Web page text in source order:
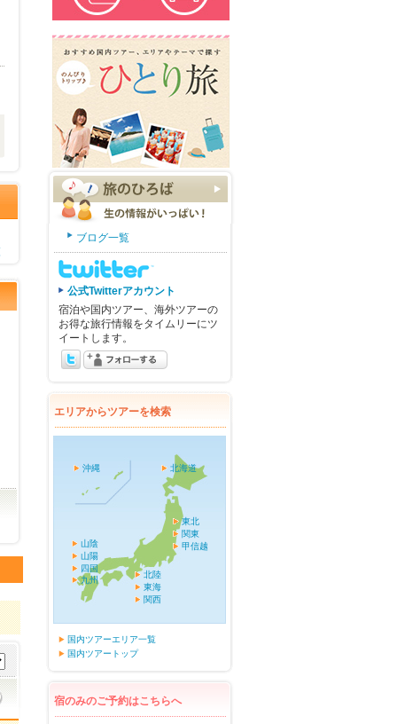
ブログ一覧
公式Twitterアカウント
宿泊や国内ツアー、海外ツアーの
お得な旅行情報をタイムリーにツ
イートします。
エリアからツアーを検索
北海道
東北
関東
甲信越
北陸
東海
関西
山陰
山陽
四国
九州
沖縄
国内ツアーエリア一覧
国内ツアートップ
宿のみのご予約はこちらへ